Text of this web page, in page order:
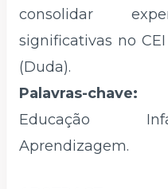
consolidar
significativas no
(Duda).
Palavras-chave:
Educação
Aprendizagem.